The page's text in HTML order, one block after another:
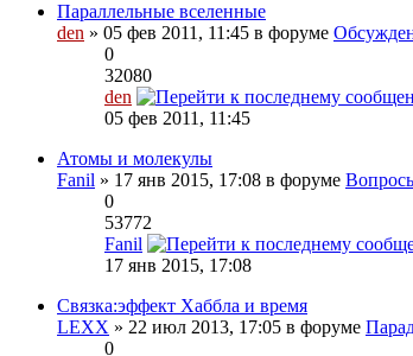
Параллельные вселенные
den » 05 фев 2011, 11:45 в форуме
0
32080
den
05 фев 2011, 11:45
Атомы и молекулы
Fanil » 17 янв 2015, 17:08 в форуме
0
53772
Fanil
17 янв 2015, 17:08
Связка:эффект Хаббла и время
LEXX » 22 июл 2013, 17:05 в форуме
0